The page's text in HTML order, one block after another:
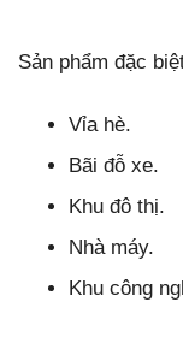
Sản phẩm đặc
Vỉa hè.
Bãi đỗ xe.
Khu đô thị.
Nhà máy.
Khu công